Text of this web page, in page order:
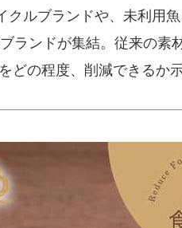
ルブランドや、未利用
ランドが集結。従来の素
どの程度、削減できるか示